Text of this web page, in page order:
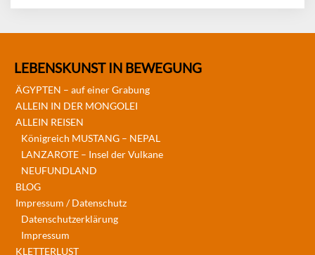
LEBENSKUNST IN BEWEGUNG
ÄGYPTEN – auf einer Grabung
ALLEIN IN DER MONGOLEI
ALLEIN REISEN
Königreich MUSTANG – NEPAL
LANZAROTE – Insel der Vulkane
NEUFUNDLAND
BLOG
Impressum / Datenschutz
Datenschutzerklärung
Impressum
KLETTERLUST